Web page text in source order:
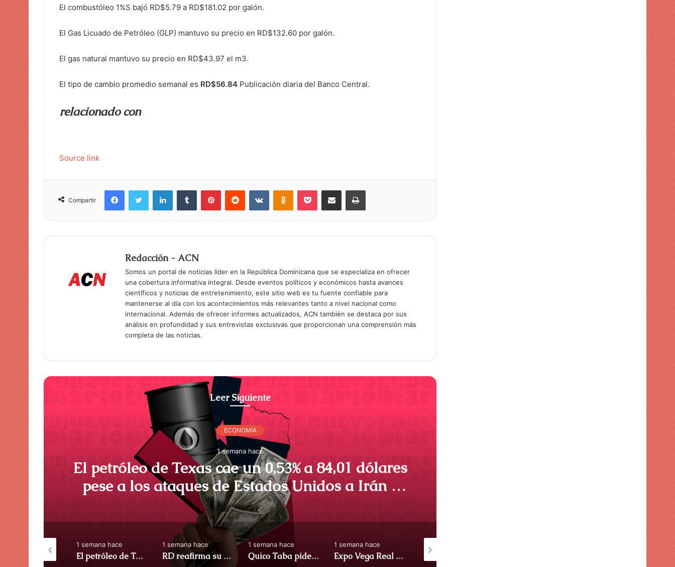
El combustóleo 1%S bajó RD$5.79 a RD$181.02 por galón.
El Gas Licuado de Petróleo (GLP) mantuvo su precio en RD$132.60 por galón.
El gas natural mantuvo su precio en RD$43.97 el m3.
El tipo de cambio promedio semanal es RD$56.84 Publicación diaria del Banco Central.
relacionado con
Source link
Compartir
Redacción - ACN
Somos un portal de noticias líder en la República Dominicana que se especializa en ofrecer
una cobertura informativa integral. Desde eventos políticos y económicos hasta avances
científicos y noticias de entretenimiento, este sitio web es tu fuente confiable para
mantenerse al día con los acontecimientos más relevantes tanto a nivel nacional como
internacional. Además de ofrecer informes actualizados, ACN también se destaca por sus
análisis en profundidad y sus entrevistas exclusivas que proporcionan una comprensión más
completa de las noticias.
Leer Siguiente
ECONOMÍA
1 semana hace
El petróleo de Texas cae un 0,53% a 84,01 dólares
pese a los ataques de Estados Unidos a Irán –
ACN (República Dominicana)
ECONOMÍA
1 semana hace
RD reafirma su liderazgo
inversión, atrayendo
– ACN (República
hace
Banreservas y banco popular solucionan desafíos y oportunidades para el sistema financiero nacional – ACN (República Dominicana)
1 semana hace
El petróleo de Texas cae un 0,53% a 84,01 dólares pese a los ataques de Estados Unidos a Irán – ACN (República Dominicana)
1 semana hace
RD reafirma su liderazgo como destino de inversión, atrayendo US$3.276,5 millones en IED – ACN (República Dominicana)
1 semana hace
Quico Taba pide suspender cambios en operaciones de juego hasta que se apruebe nueva ley – ACN (República Dominicana)
1 semana hace
Expo Vega Real 2026 abre sus puertas con más de 150 empresas y convoca a consejo de gobierno – ACN (República Dominicana) Copimecom exige mejores condiciones para que las MiPymes participen del crecimiento de la construcción – ACN (República Dominicana)